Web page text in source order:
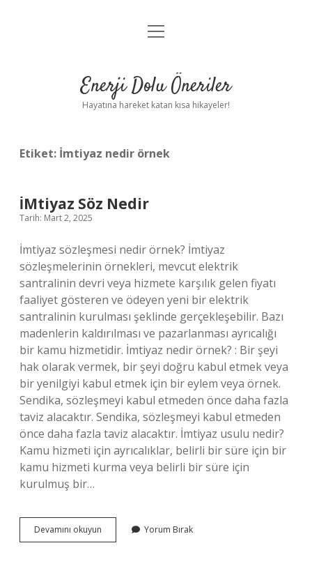
Anasayfa
Yasal Uyarı
menüyü
Enerji Dolu Öneriler
Hayatına hareket katan kısa hikayeler!
Etiket: İmtiyaz nedir örnek
İMtiyaz Söz Nedir
Tarih: Mart 2, 2025
İmtiyaz sözleşmesi nedir örnek? İmtiyaz
sözleşmelerinin örnekleri, mevcut elektrik
santralinin devri veya hizmete karşılık gelen fiyatı
faaliyet gösteren ve ödeyen yeni bir elektrik
santralinin kurulması şeklinde gerçekleşebilir. Bazı
madenlerin kaldırılması ve pazarlanması ayrıcalığı
bir kamu hizmetidir. İmtiyaz nedir örnek? : Bir şeyi
hak olarak vermek, bir şeyi doğru kabul etmek veya
bir yenilgiyi kabul etmek için bir eylem veya örnek.
Sendika, sözleşmeyi kabul etmeden önce daha fazla
taviz alacaktır. Sendika, sözleşmeyi kabul etmeden
önce daha fazla taviz alacaktır. İmtiyaz usulu nedir?
Kamu hizmeti için ayrıcalıklar, belirli bir süre için bir
kamu hizmeti kurma veya belirli bir süre için
kurulmuş bir…
Devamını okuyun
Söz
Yorum Bırak